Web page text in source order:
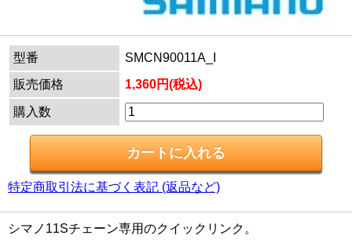
型番
SMCN90011A_I
販売価格
1,360円(税込)
購入数
特定商取引法に基づく表記 (返品など)
シマノ11Sチェーン専用のクイックリンク。